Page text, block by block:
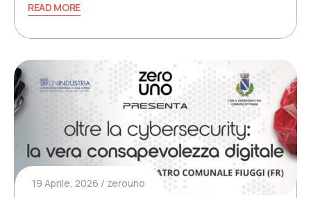
READ MORE
19 Aprile, 2026 zerouno